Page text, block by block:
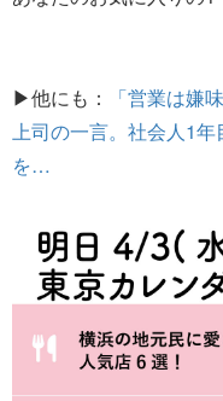
▶他にも：
「営業は嫌
上司の一言。社会人1
を…